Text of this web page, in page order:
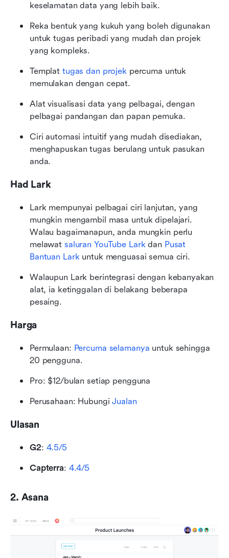
keselamatan data yang lebih baik.
Reka bentuk yang kukuh yang boleh digunakan
untuk tugas peribadi yang mudah dan projek
yang kompleks.
Templat tugas dan projek percuma untuk
memulakan dengan cepat.
Alat visualisasi data yang pelbagai, dengan
pelbagai pandangan dan papan pemuka.
Ciri automasi intuitif yang mudah disediakan,
menghapuskan tugas berulang untuk pasukan
anda.
Had Lark
Lark mempunyai pelbagai ciri lanjutan, yang
mungkin mengambil masa untuk dipelajari.
Walau bagaimanapun, anda mungkin perlu
melawat saluran YouTube Lark dan Pusat
Bantuan Lark untuk menguasai semua ciri.
Walaupun Lark berintegrasi dengan kebanyakan
alat, ia ketinggalan di belakang beberapa
pesaing.
Harga
Permulaan: Percuma selamanya untuk sehingga
20 pengguna.
Pro: $12/bulan setiap pengguna
Perusahaan: Hubungi Jualan
Ulasan
G2: 4.5/5
Capterra: 4.4/5
2. Asana